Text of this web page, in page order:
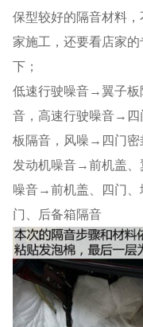
保型较好的隔音材料
家施工，还要看店家
下；
低速行驶噪音→翼子
音，高速行驶噪音→
板隔音，风噪→四门密
发动机噪音→前机盖、
噪音→前机盖、四门
门、后备箱隔音